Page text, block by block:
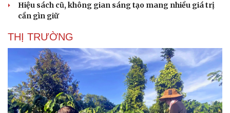
Hiệu sách cũ, không gian sáng tạo mang nhiều giá trị
cần gìn giữ
THỊ TRƯỜNG